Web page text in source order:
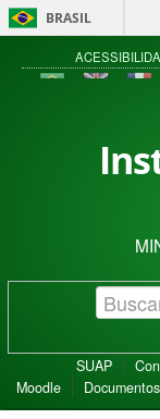
BRASIL
SUAP
Moodle
Documentos